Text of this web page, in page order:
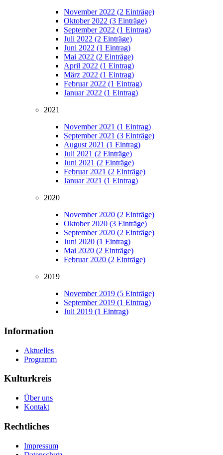
November 2022 (2 Einträge)
Oktober 2022 (3 Einträge)
September 2022 (1 Eintrag)
Juli 2022 (2 Einträge)
Juni 2022 (1 Eintrag)
Mai 2022 (2 Einträge)
April 2022 (1 Eintrag)
März 2022 (1 Eintrag)
Februar 2022 (1 Eintrag)
Januar 2022 (1 Eintrag)
2021
November 2021 (1 Eintrag)
September 2021 (3 Einträge)
August 2021 (1 Eintrag)
Juli 2021 (2 Einträge)
Juni 2021 (2 Einträge)
Februar 2021 (2 Einträge)
Januar 2021 (1 Eintrag)
2020
November 2020 (2 Einträge)
Oktober 2020 (3 Einträge)
September 2020 (2 Einträge)
Juni 2020 (1 Eintrag)
Mai 2020 (2 Einträge)
Februar 2020 (2 Einträge)
2019
November 2019 (5 Einträge)
September 2019 (1 Eintrag)
Juli 2019 (1 Eintrag)
Information
Aktuelles
Programm
Kulturkreis
Über uns
Kontakt
Rechtliches
Impressum